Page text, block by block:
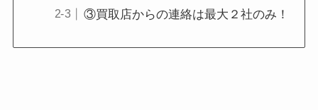
③買取店からの連絡は最大２社のみ！